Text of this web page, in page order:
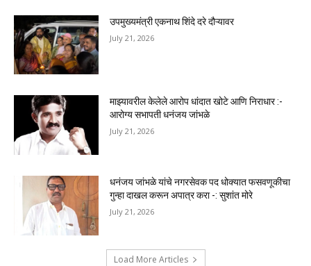
उपमुख्यमंत्री एकनाथ शिंदे दरे दौऱ्यावर
July 21, 2026
माझ्यावरील केलेले आरोप धांदात खोटे आणि निराधार :-
आरोग्य सभापती धनंजय जांभळे
July 21, 2026
धनंजय जांभळे यांचे नगरसेवक पद धोक्यात फसवणूकीचा
गुन्हा दाखल करून अपात्र करा -: सुशांत मोरे
July 21, 2026
Load More Articles